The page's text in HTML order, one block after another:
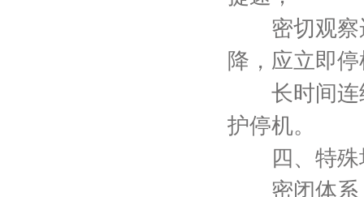
密切观察运
降，应立即
长时间连续
护停机。
四、特殊
密闭体系：